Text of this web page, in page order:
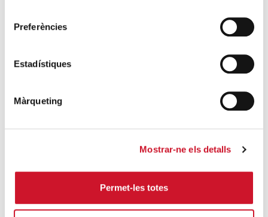
Preferències
Estadístiques
Màrqueting
Mostrar-ne els detalls
Permet-les totes
Càritas expressa la seva preocupació per
protecció de la dignitat humana
Càritas Barcelona acompanya més de
La campana que canvia vides
SEGUEIX LLEGINT